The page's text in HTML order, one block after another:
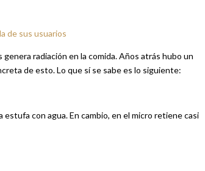
de sus usuarios
radiación en la comida. Años atrás hubo un
de esto. Lo que sí se sabe es lo siguiente:
con agua. En cambio, en el micro retiene casi